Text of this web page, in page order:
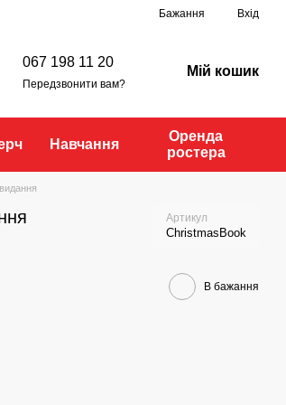
Бажання Вхід
067 198 11 20
Передзвонити вам?
Мій кошик
Навчання
Оренда
ростера
Артикул
СhristmasBook
В бажання